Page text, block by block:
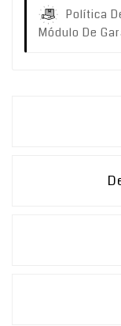
Política
Módulo De